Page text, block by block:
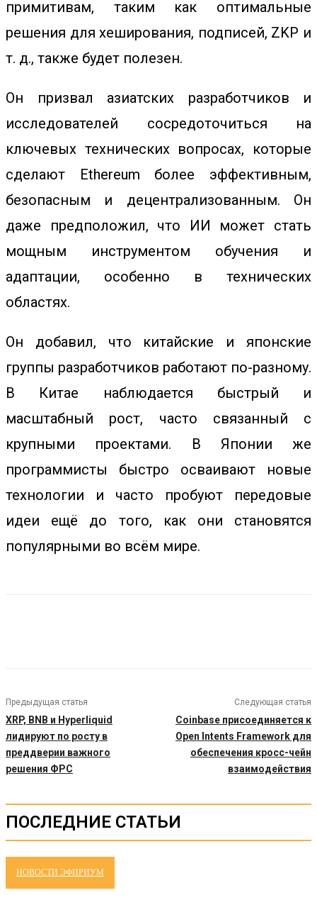
примитивам, таким как оптимальные
решения для хеширования, подписей, ZKP и
т. д., также будет полезен.
Он призвал азиатских разработчиков и
исследователей сосредоточиться на
ключевых технических вопросах, которые
сделают Ethereum более эффективным,
безопасным и децентрализованным. Он
даже предположил, что ИИ может стать
мощным инструментом обучения и
адаптации, особенно в технических
областях.
Он добавил, что китайские и японские
группы разработчиков работают по-разному.
В Китае наблюдается быстрый и
масштабный рост, часто связанный с
крупными проектами. В Японии же
программисты быстро осваивают новые
технологии и часто пробуют передовые
идеи ещё до того, как они становятся
популярными во всём мире.
Предыдущая статья
XRP, BNB и Hyperliquid
лидируют по росту в
преддверии важного
решения ФРС
Следующая статья
Coinbase присоединяется к
Open Intents Framework для
обеспечения кросс-чейн
взаимодействия
ПОСЛЕДНИЕ СТАТЬИ
НОВОСТИ ЭФИРИУМ